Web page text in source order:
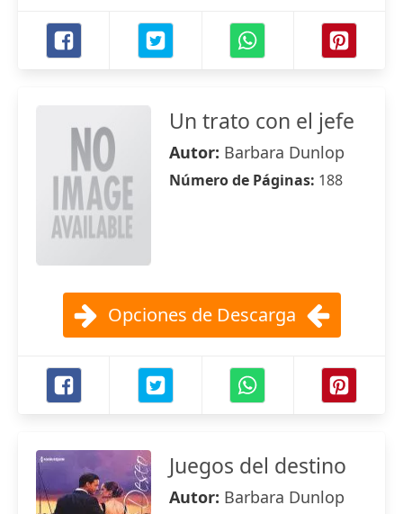
Un trato con el jefe
Autor: Barbara Dunlop
Número de Páginas: 188
Opciones de Descarga
Juegos del destino
Autor: Barbara Dunlop